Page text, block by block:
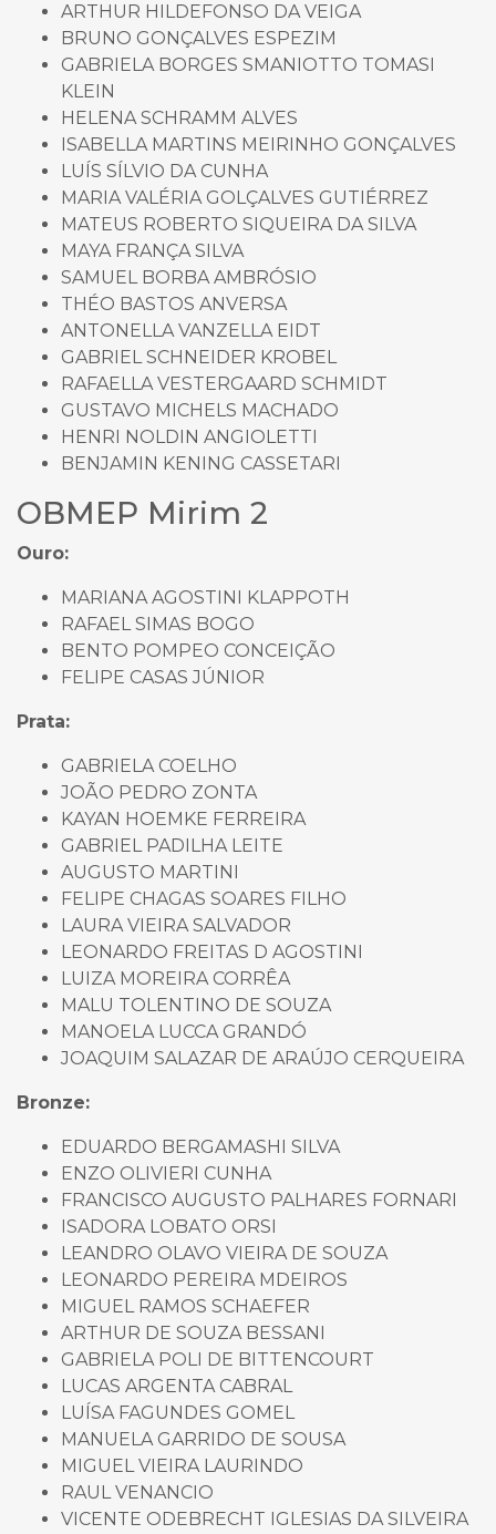
ARTHUR HILDEFONSO DA VEIGA
BRUNO GONÇALVES ESPEZIM
GABRIELA BORGES SMANIOTTO TOMASI
KLEIN
HELENA SCHRAMM ALVES
ISABELLA MARTINS MEIRINHO GONÇALVES
LUÍS SÍLVIO DA CUNHA
MARIA VALÉRIA GOLÇALVES GUTIÉRREZ
MATEUS ROBERTO SIQUEIRA DA SILVA
MAYA FRANÇA SILVA
SAMUEL BORBA AMBRÓSIO
THÉO BASTOS ANVERSA
ANTONELLA VANZELLA EIDT
GABRIEL SCHNEIDER KROBEL
RAFAELLA VESTERGAARD SCHMIDT
GUSTAVO MICHELS MACHADO
HENRI NOLDIN ANGIOLETTI
BENJAMIN KENING CASSETARI
OBMEP Mirim 2
Ouro:
MARIANA AGOSTINI KLAPPOTH
RAFAEL SIMAS BOGO
BENTO POMPEO CONCEIÇÃO
FELIPE CASAS JÚNIOR
Prata:
GABRIELA COELHO
JOÃO PEDRO ZONTA
KAYAN HOEMKE FERREIRA
GABRIEL PADILHA LEITE
AUGUSTO MARTINI
FELIPE CHAGAS SOARES FILHO
LAURA VIEIRA SALVADOR
LEONARDO FREITAS D AGOSTINI
LUIZA MOREIRA CORRÊA
MALU TOLENTINO DE SOUZA
MANOELA LUCCA GRANDÓ
JOAQUIM SALAZAR DE ARAÚJO CERQUEIRA
Bronze:
EDUARDO BERGAMASHI SILVA
ENZO OLIVIERI CUNHA
FRANCISCO AUGUSTO PALHARES FORNARI
ISADORA LOBATO ORSI
LEANDRO OLAVO VIEIRA DE SOUZA
LEONARDO PEREIRA MDEIROS
MIGUEL RAMOS SCHAEFER
ARTHUR DE SOUZA BESSANI
GABRIELA POLI DE BITTENCOURT
LUCAS ARGENTA CABRAL
LUÍSA FAGUNDES GOMEL
MANUELA GARRIDO DE SOUSA
MIGUEL VIEIRA LAURINDO
RAUL VENANCIO
VICENTE ODEBRECHT IGLESIAS DA SILVEIRA